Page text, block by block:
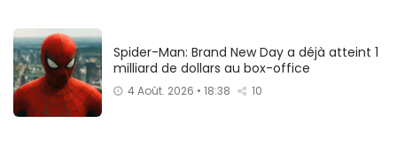
Spider-Man: Brand New Day a déjà atteint 1
milliard de dollars au box-office
4 Août. 2026 • 18:38 10